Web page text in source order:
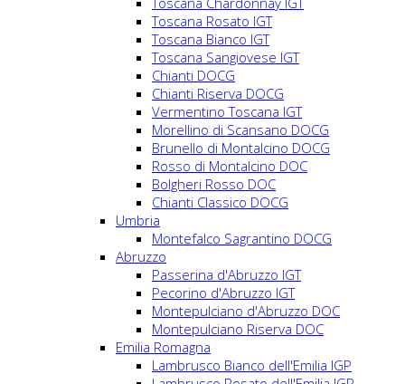
Toscana Rosato IGT
Toscana Bianco IGT
Toscana Sangiovese IGT
Chianti DOCG
Chianti Riserva DOCG
Vermentino Toscana IGT
Morellino di Scansano DOCG
Brunello di Montalcino DOCG
Rosso di Montalcino DOC
Bolgheri Rosso DOC
Chianti Classico DOCG
Umbria
Montefalco Sagrantino DOCG
Abruzzo
Passerina d'Abruzzo IGT
Pecorino d'Abruzzo IGT
Montepulciano d'Abruzzo DOC
Montepulciano Riserva DOC
Emilia Romagna
Lambrusco Bianco dell'Emilia IGP